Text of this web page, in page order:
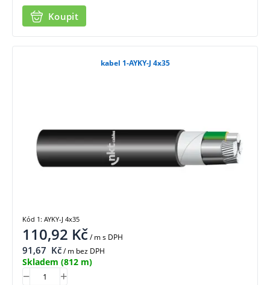
Koupit
kabel 1-AYKY-J 4x35
110,92 Kč/ ms DPH
91,67 Kč/ m bez DPH
Skladem (812 m)
Kód 1: AYKY-J 4x35